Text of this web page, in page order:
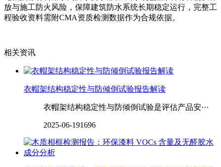
放与施工防火风险，保障建筑防水系统长期稳定运行，完整工
程验收资料需附CMA资质检测数据作为合规依据。
相关资讯
衣帽架结构稳定性与防倾倒试验报告解读
衣帽架结构稳定性与防倾倒试验是评估产品安···
2025-06-191696